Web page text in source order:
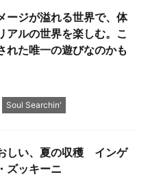
ージが溢れる世界で、体
アルの世界を楽しむ。こ
れた唯一の遊びなのかも
Soul Searchin'
しい、夏の収穫 インゲ
ズッキーニ